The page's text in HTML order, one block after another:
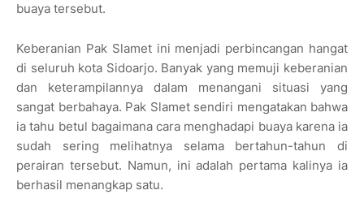
buaya tersebut.
Keberanian Pak Slamet ini menjadi perbincangan hangat
di seluruh kota Sidoarjo. Banyak yang memuji keberanian
dan keterampilannya dalam menangani situasi yang
sangat berbahaya. Pak Slamet sendiri mengatakan bahwa
ia tahu betul bagaimana cara menghadapi buaya karena ia
sudah sering melihatnya selama bertahun-tahun di
perairan tersebut. Namun, ini adalah pertama kalinya ia
berhasil menangkap satu.